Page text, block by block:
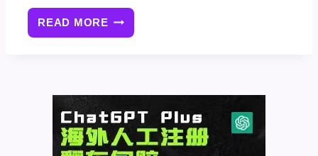
READ MORE [最
新
单
YITH
WOOCOMMERCE